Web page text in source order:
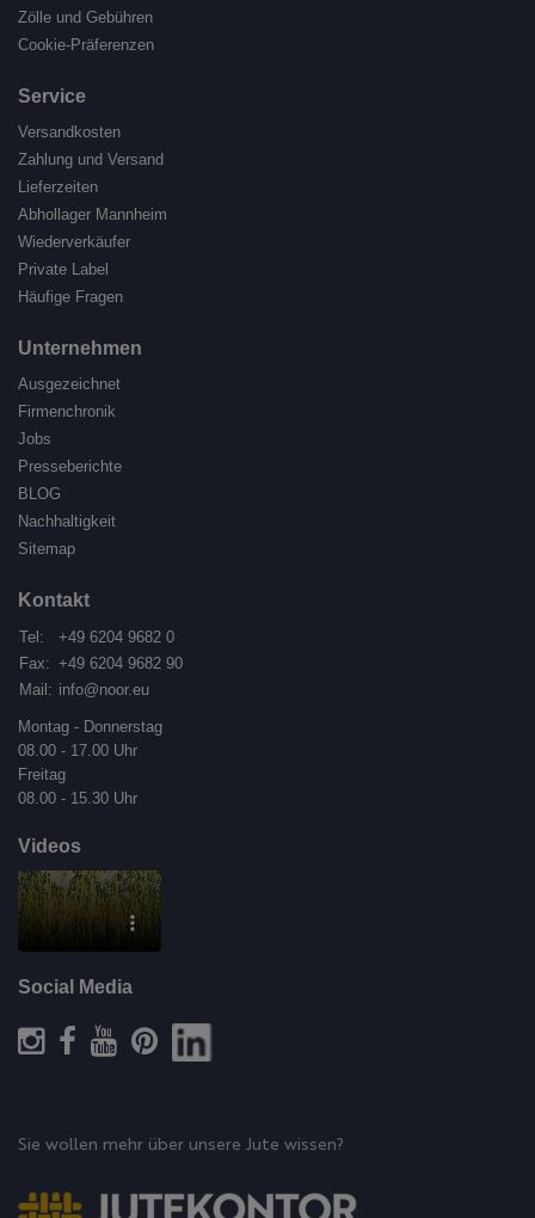
Zölle und Gebühren
Cookie-Präferenzen
Service
Versandkosten
Zahlung und Versand
Lieferzeiten
Abhollager Mannheim
Wiederverkäufer
Private Label
Häufige Fragen
Unternehmen
Ausgezeichnet
Firmenchronik
Jobs
Presseberichte
BLOG
Nachhaltigkeit
Sitemap
Kontakt
Tel:
+49 6204 9682 0
Fax: +49 6204 9682 90
Mail: info@noor.eu
Montag - Donnerstag
08.00 - 17.00 Uhr
Freitag
08.00 - 15.30 Uhr
Videos
Social Media
Sie wollen mehr über unsere Jute wissen?